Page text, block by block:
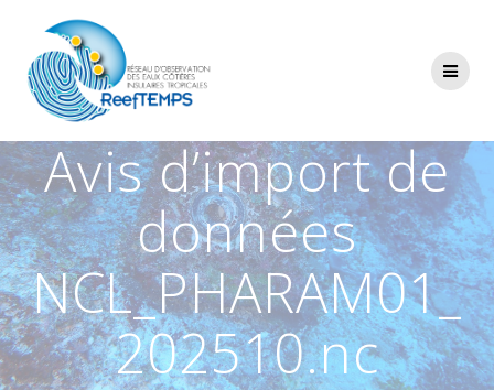
Avis d’import de
données
NCL_PHARAM01_
202510.nc